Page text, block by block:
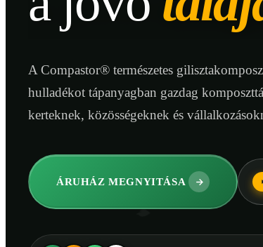
A Compastor® természetes
hulladékot tápanyagban gazdag
kerteknek, közösségeknek és
ÁRUHÁZ MEGNYITÁSA